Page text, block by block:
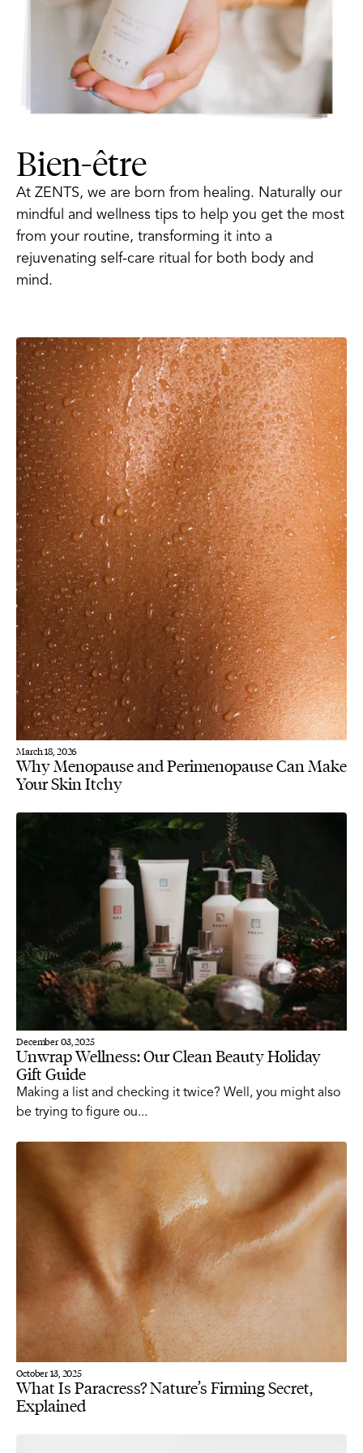
Bien-être
At ZENTS, we are born from healing. Naturally our
mindful and wellness tips to help you get the most
from your routine, transforming it into a
rejuvenating self-care ritual for both body and
mind.
March 18, 2026
Why Menopause and Perimenopause Can Make
Your Skin Itchy
December 03, 2025
Unwrap Wellness: Our Clean Beauty Holiday
Gift Guide
Making a list and checking it twice? Well, you might also
be trying to figure ou...
October 13, 2025
What Is Paracress? Nature’s Firming Secret,
Explained